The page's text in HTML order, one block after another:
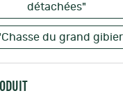
détachées"
du grand